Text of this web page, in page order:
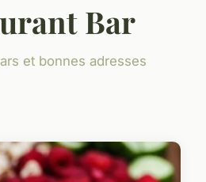
Bar
et bonnes adresses